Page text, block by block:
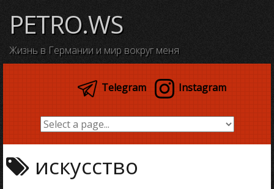
content
PETRO.WS
Жизнь в Германии и мир вокруг меня
Telegram Instagram
искусство